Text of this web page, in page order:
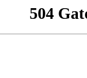
504